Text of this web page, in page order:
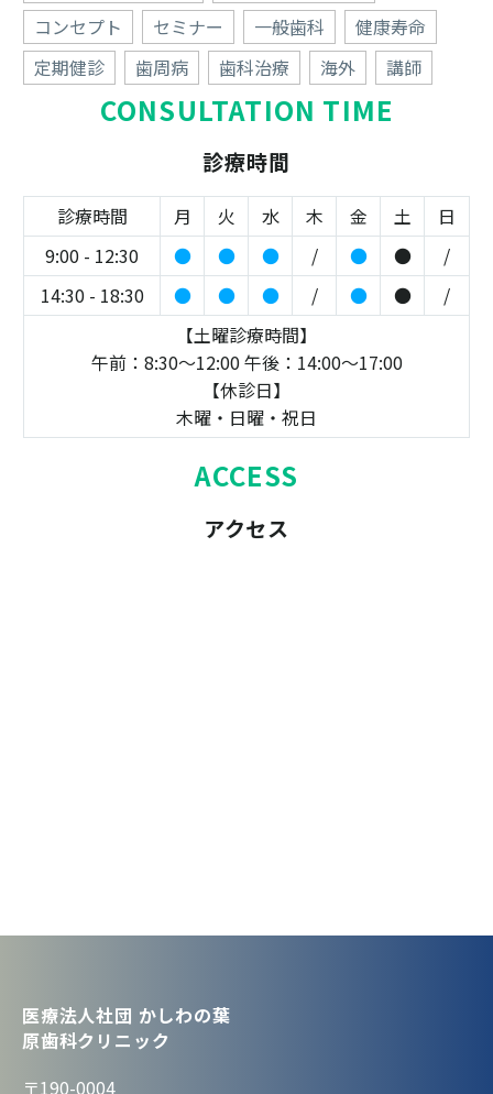
コンセプト
セミナー 一般歯科
健康寿命
定期健診
歯周病 歯科治療 海外 講師
CONSULTATION TIME
診療時間
診療時間 月 火 水 木 金 土
日
9:00 - 12:30
● ● ● / ● ●
/
14:30 - 18:30
● ● ● / ● ●
/
【土曜診療時間】
午前：8:30～12:00 午後：14:00～17:00
【休診日】
木曜・日曜・祝日
ACCESS
アクセス
医療法人社団 かしわの葉
原歯科クリニック
〒190-0004